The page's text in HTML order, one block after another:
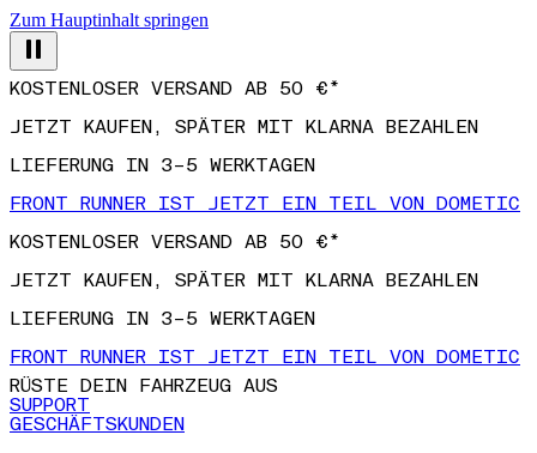
Zum Hauptinhalt springen
JETZT KAUFEN, SPÄTER MIT KLARNA BEZAHLEN
LIEFERUNG IN 3–5 WERKTAGEN
FRONT RUNNER IST JETZT EIN TEIL VON DOMETIC
KOSTENLOSER VERSAND AB 50 €*
JETZT KAUFEN, SPÄTER MIT KLARNA BEZAHLEN
LIEFERUNG IN 3–5 WERKTAGEN
FRONT RUNNER IST JETZT EIN TEIL VON DOMETIC
RÜSTE DEIN FAHRZEUG AUS
SUPPORT
GESCHÄFTSKUNDEN